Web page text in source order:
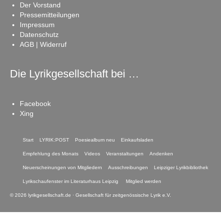
Der Vorstand
Pressemitteilungen
Impressum
Datenschutz
AGB | Widerruf
Die Lyrikgesellschaft bei …
Facebook
Xing
Start LYRIK:POST Poesiealbum neu Einkaufsladen
Empfehlung des Monats Videos Veranstaltungen Andenken
Neuerscheinungen von Mitgliedern Ausschreibungen Leipziger Lyrikbibliothek
Lyrikschaufenster im Literaturhaus Leipzig Mitglied werden
© 2026 lyrikgesellschaft.de · Gesellschaft für zeitgenössische Lyrik e.V.